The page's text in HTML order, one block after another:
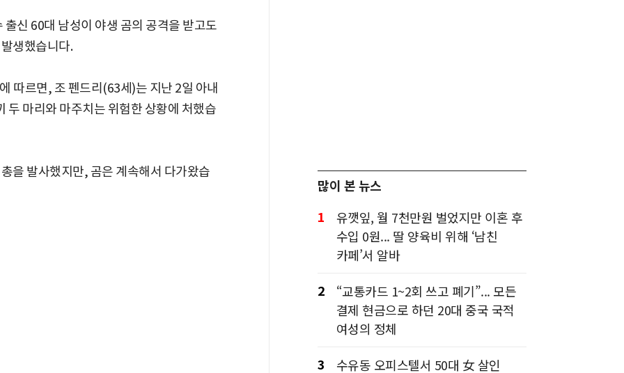
신 60대 남성이 야생 곰의 공격을 받고도
생했습니다.
따르면, 조 펜드리(63세)는 지난 2일 아내
두 마리와 마주치는 위험한 상황에 처했습
을 발사했지만, 곰은 계속해서 다가왔습
많이 본 뉴스
1
유깻잎, 월 7천만원 벌었지만 이혼 후
수입 0원... 딸 양육비 위해 ‘남친
카페’서 알바
2
“교통카드 1~2회 쓰고 폐기”... 모든
결제 현금으로 하던 20대 중국 국적
여성의 정체
3
수유동 오피스텔서 50대 女 살인